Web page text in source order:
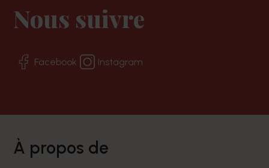
Nous suivre
Facebook Instagram
à propos de